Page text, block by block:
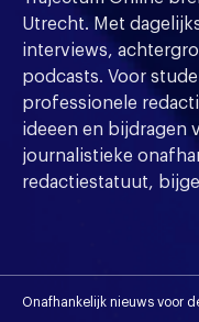
Utrecht. Met
interviews,
podcasts. Voor
professionele
ideeen en bijdragen
journalistieke
redactiestatuut,
Onafhankelijk nieuws voor